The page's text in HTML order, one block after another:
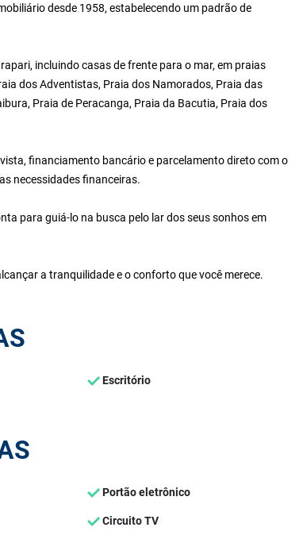
desde 1958, estabelecendo um padrão de
incluindo casas de frente para o mar, em praias
dos Adventistas, Praia dos Namorados, Praia das
Praia de Peracanga, Praia da Bacutia, Praia dos
financiamento bancário e parcelamento direto com o
necessidades financeiras.
para guiá-lo na busca pelo lar dos seus sonhos em
a tranquilidade e o conforto que você merece.
Escritório
Portão eletrônico
Circuito TV